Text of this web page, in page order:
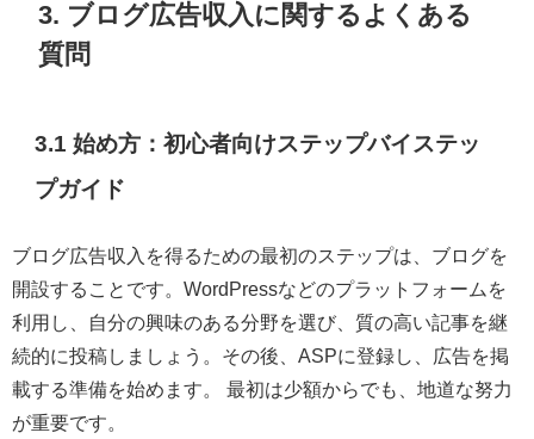
3. ブログ広告収入に関するよくある
質問
3.1 始め方：初心者向けステップバイステッ
プガイド
ブログ広告収入を得るための最初のステップは、ブログを
開設することです。WordPressなどのプラットフォームを
利用し、自分の興味のある分野を選び、質の高い記事を継
続的に投稿しましょう。その後、ASPに登録し、広告を掲
載する準備を始めます。 最初は少額からでも、地道な努力
が重要です。